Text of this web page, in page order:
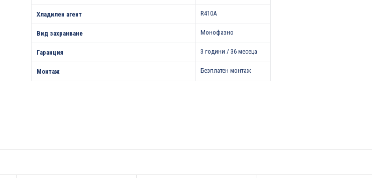
Хладилен агент R410A
Вид захранване Монофазно
Гаранция 3 години / 36 месеца
Монтаж Безплатен монтаж